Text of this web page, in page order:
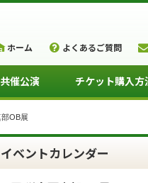
ホーム よくあるご質問
催公演 チケット購入方
OB展
イベントカレンダー